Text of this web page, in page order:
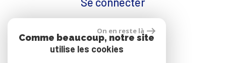
Espace propriétaire
On en reste là
Comme beaucoup, notre site
utilise les cookies